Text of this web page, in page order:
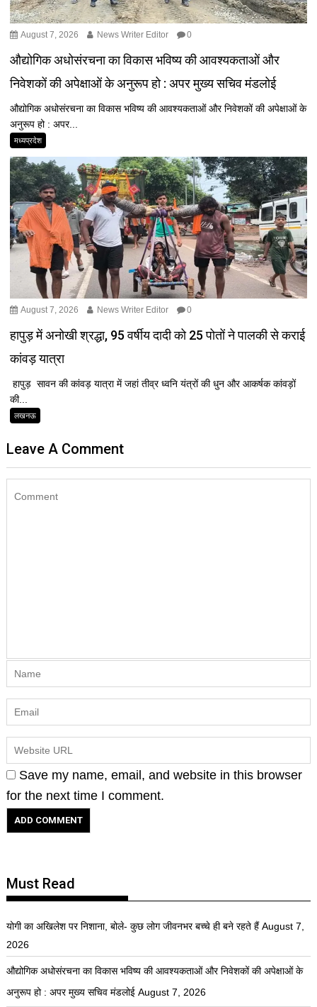
August 7, 2026 News Writer Editor 0
औद्योगिक अधोसंरचना का विकास भविष्य की आवश्यकताओं और
निवेशकों की अपेक्षाओं के अनुरूप हो : अपर मुख्य सचिव मंडलोई
औद्योगिक अधोसंरचना का विकास भविष्य की आवश्यकताओं और निवेशकों की अपेक्षाओं के
अनुरूप हो : अपर...
मध्यप्रदेश
August 7, 2026 News Writer Editor 0
हापुड़ में अनोखी श्रद्धा, 95 वर्षीय दादी को 25 पोतों ने पालकी से कराई
कांवड़ यात्रा
हापुड़ सावन की कांवड़ यात्रा में जहां तीव्र ध्वनि यंत्रों की धुन और आकर्षक कांवड़ों
की...
लखनऊ
Leave A Comment
Save my name, email, and website in this browser
for the next time I comment.
Must Read
योगी का अखिलेश पर निशाना, बोले- कुछ लोग जीवनभर बच्चे ही बने रहते हैं August 7,
2026
औद्योगिक अधोसंरचना का विकास भविष्य की आवश्यकताओं और निवेशकों की अपेक्षाओं के
अनुरूप हो : अपर मुख्य सचिव मंडलोई August 7, 2026